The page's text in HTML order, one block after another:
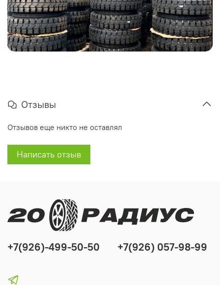
Отзывы
Отзывов еще никто не оставлял
Написать отзыв
+7(926)-499-50-50 +7(926) 057-98-99